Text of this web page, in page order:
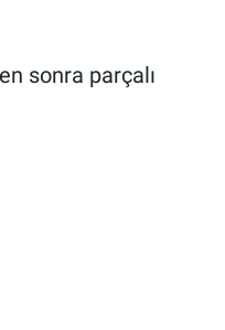
sonra parçalı